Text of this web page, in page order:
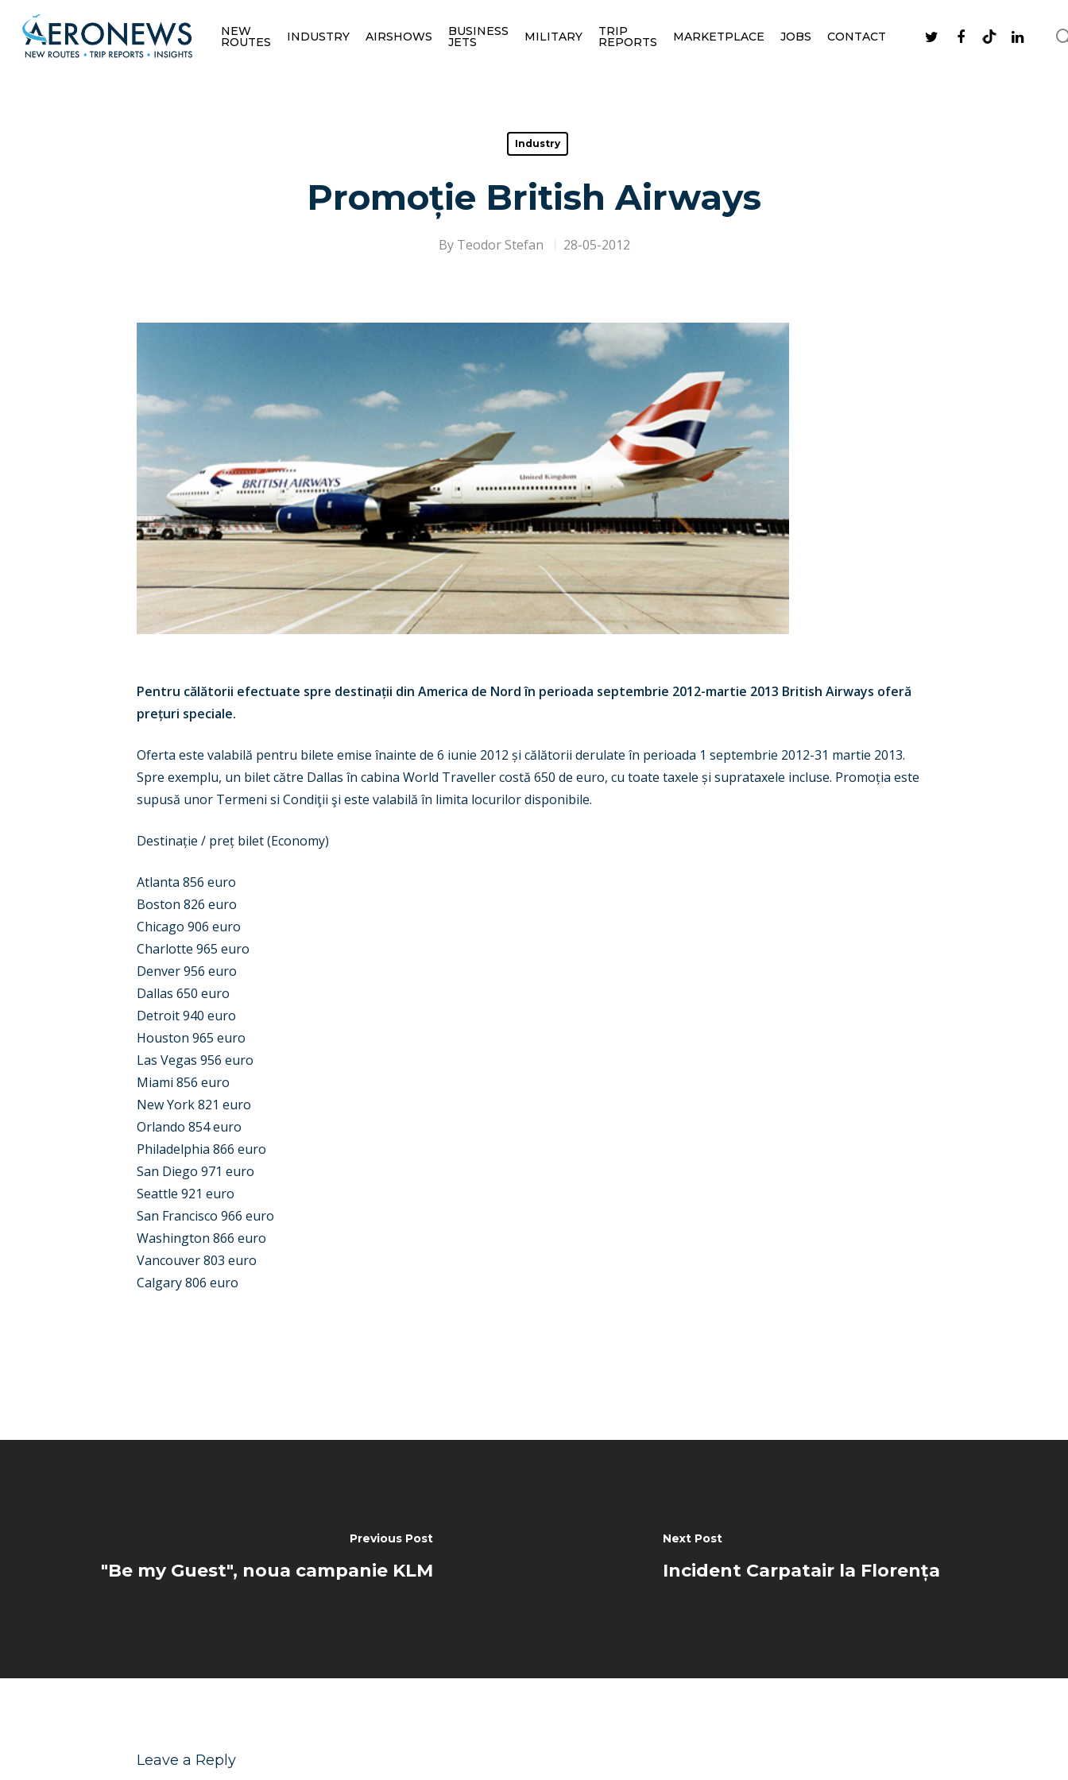
NEW
ROUTES INDUSTRY AIRSHOWS BUSINESS
JETS MILITARY TRIP
REPORTS MARKETPLACE JOBS CONTACT
Industry
Promoție British Airways
By Teodor Stefan 28-05-2012
Pentru călătorii efectuate spre destinații din America de Nord în perioada septembrie 2012-martie 2013 British Airways oferă
prețuri speciale.
Oferta este valabilă pentru bilete emise înainte de 6 iunie 2012 și călătorii derulate în perioada 1 septembrie 2012-31 martie 2013.
Spre exemplu, un bilet către Dallas în cabina World Traveller costă 650 de euro, cu toate taxele și suprataxele incluse. Promoția este
supusă unor Termeni si Condiţii şi este valabilă în limita locurilor disponibile.
Destinație / preț bilet (Economy)
Atlanta 856 euro
Boston 826 euro
Chicago 906 euro
Charlotte 965 euro
Denver 956 euro
Dallas 650 euro
Detroit 940 euro
Houston 965 euro
Las Vegas 956 euro
Miami 856 euro
New York 821 euro
Orlando 854 euro
Philadelphia 866 euro
San Diego 971 euro
Seattle 921 euro
San Francisco 966 euro
Washington 866 euro
Vancouver 803 euro
Calgary 806 euro
Previous Post
"Be my Guest", noua campanie KLM
Next Post
Incident Carpatair la Florența
Leave a Reply